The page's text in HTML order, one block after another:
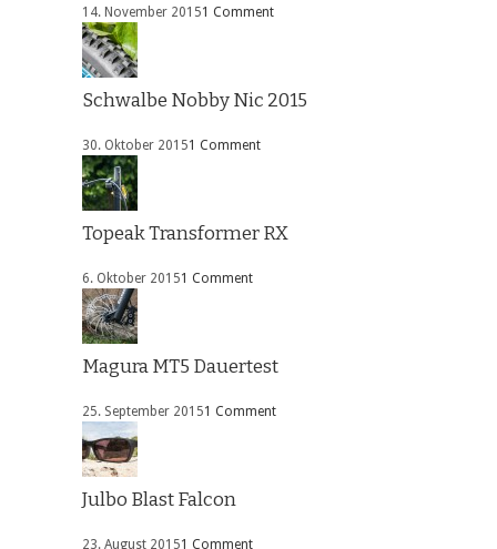
14. November 20151 Comment
Schwalbe Nobby Nic 2015
30. Oktober 20151 Comment
Topeak Transformer RX
6. Oktober 20151 Comment
Magura MT5 Dauertest
25. September 20151 Comment
Julbo Blast Falcon
23. August 20151 Comment